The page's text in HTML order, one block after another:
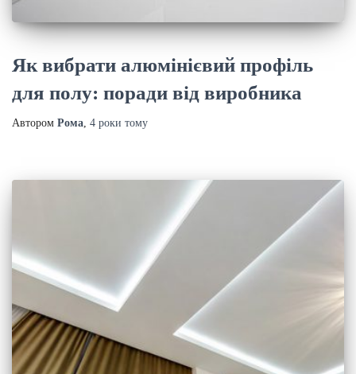
Як вибрати алюмінієвий профіль
для полу: поради від виробника
Автором Рома 4 роки тому